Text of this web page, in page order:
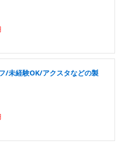
/未経験OK/アクスタなどの製